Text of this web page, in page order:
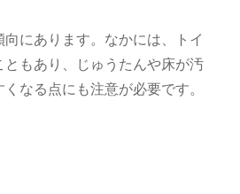
にあります。なかには、トイ
もあり、じゅうたんや床が汚
なる点にも注意が必要です。